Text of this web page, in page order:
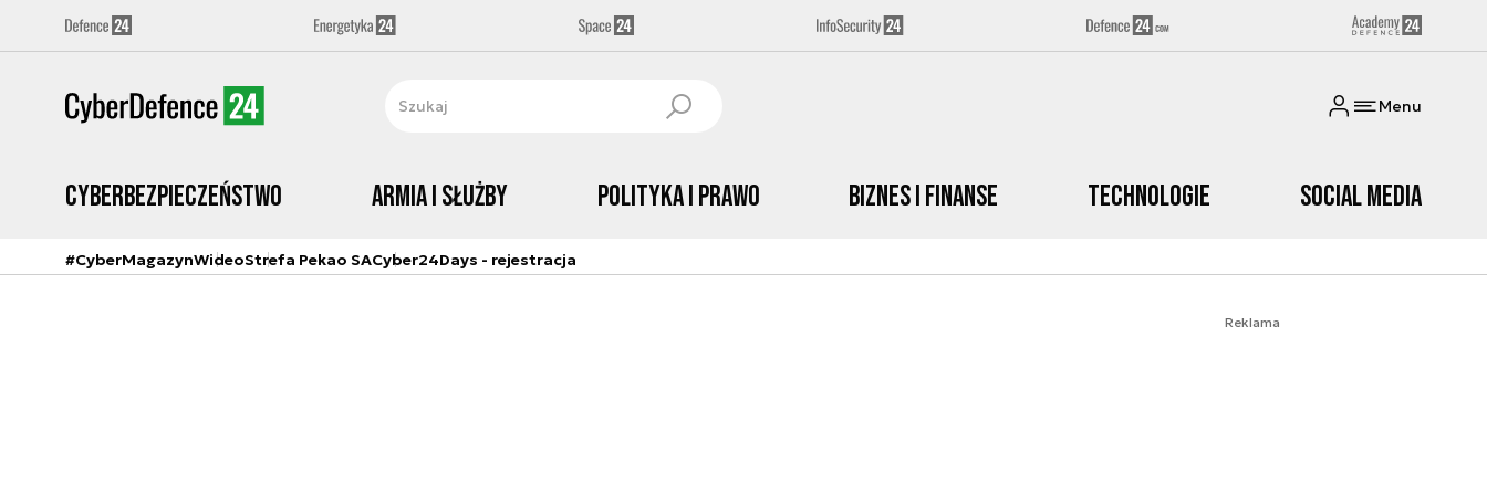
Menu
Cyberbezpieczeństwo Armia i Służby Polityka i prawo Biznes i Finanse Technologie Social media
#CyberMagazynWideoStrefa Pekao SACyber24Days - rejestracja
Reklama